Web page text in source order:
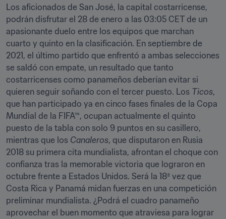
Los aficionados de San José, la capital costarricense,
podrán disfrutar el 28 de enero a las 03:05 CET de un
apasionante duelo entre los equipos que marchan
cuarto y quinto en la clasificación. En septiembre de
2021, el último partido que enfrentó a ambas selecciones
se saldó con empate, un resultado que tanto
costarricenses como panameños deberían evitar si
quieren seguir soñando con el tercer puesto. Los Ticos,
que han participado ya en cinco fases finales de la Copa
Mundial de la FIFA™, ocupan actualmente el quinto
puesto de la tabla con solo 9 puntos en su casillero,
mientras que los Canaleros, que disputaron en Rusia
2018 su primera cita mundialista, afrontan el choque con
confianza tras la memorable victoria que lograron en
octubre frente a Estados Unidos. Será la 18ª vez que
Costa Rica y Panamá midan fuerzas en una competición
preliminar mundialista. ¿Podrá el cuadro panameño
aprovechar el buen momento que atraviesa para lograr